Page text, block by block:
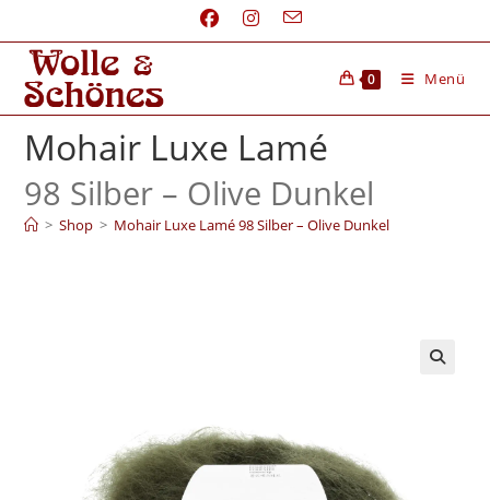
0 Menü
Mohair Luxe Lamé
98 Silber – Olive Dunkel
> Shop > Mohair Luxe Lamé 98 Silber – Olive Dunkel